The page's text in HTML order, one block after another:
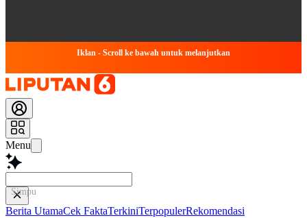
Iklan - Scroll ke bawah untuk melanjutkan
Menu
Simpulkan Artikel Ini
Berita UtamaCek FaktaTerkiniTerpopulerRekomendasi